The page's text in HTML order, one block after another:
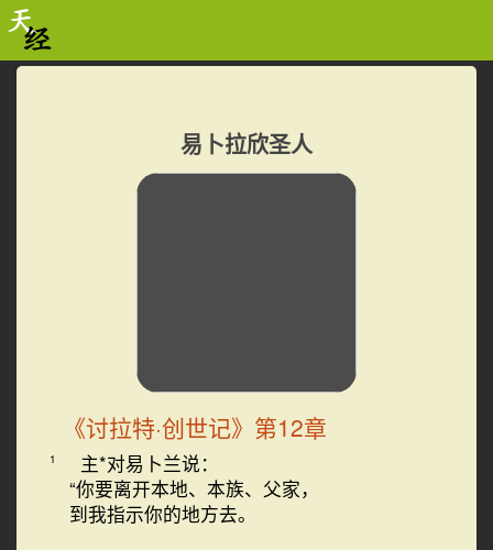
易卜拉欣圣人
《讨拉特·创世记》第12章
1
主*对易卜兰说：
“你要离开本地、本族、父家，
到我指示你的地方去。